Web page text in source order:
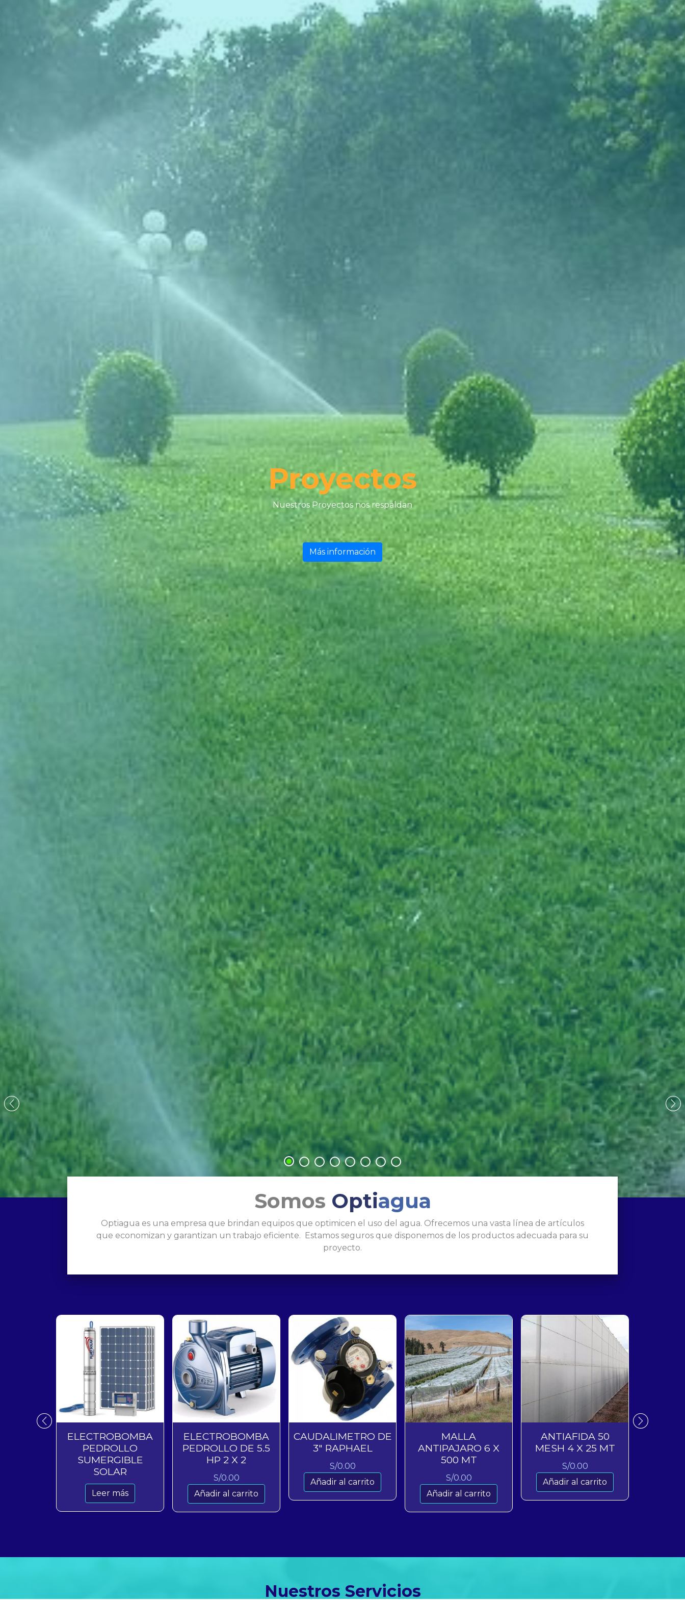
Proyectos
Nuestros Proyectos nos respaldan
Más información
Somos Optiagua
Optiagua es una empresa que brindan equipos que optimicen el uso del agua. Ofrecemos una vasta línea de artículos
que economizan y garantizan un trabajo eficiente. Estamos seguros que disponemos de los productos adecuada para su
proyecto.
ELECTROBOMBA
PEDROLLO
SUMERGIBLE
SOLAR
Leer más
ELECTROBOMBA
PEDROLLO DE 5.5
HP 2 X 2
S/0.00
Añadir al carrito
CAUDALIMETRO DE
3″ RAPHAEL
S/0.00
Añadir al carrito
MALLA
ANTIPAJARO 6 X
500 MT
S/0.00
Añadir al carrito
ANTIAFIDA 50
MESH 4 X 25 MT
S/0.00
Añadir al carrito
Nuestros Servicios